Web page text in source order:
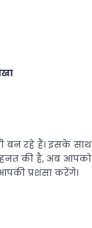
बन रहे हैं। इसके साथ
की है, अब आपको
प्रशंसा करेंगे।